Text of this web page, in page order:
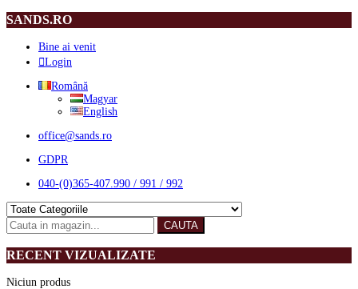
SANDS.RO
Bine ai venit
Login
Română
Magyar
English
office@sands.ro
GDPR
040-(0)365-407.990 / 991 / 992
CAUTA
RECENT VIZUALIZATE
Niciun produs